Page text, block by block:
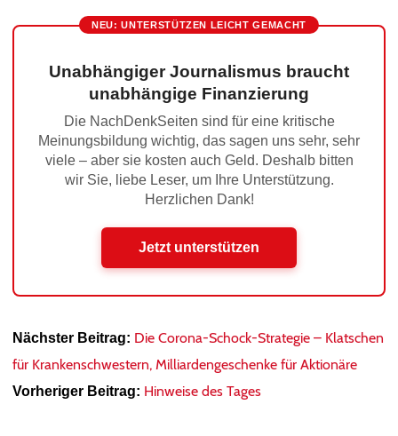
NEU: UNTERSTÜTZEN LEICHT GEMACHT
Unabhängiger Journalismus braucht
unabhängige Finanzierung
Die NachDenkSeiten sind für eine kritische
Meinungsbildung wichtig, das sagen uns sehr, sehr
viele – aber sie kosten auch Geld. Deshalb bitten
wir Sie, liebe Leser, um Ihre Unterstützung.
Herzlichen Dank!
Jetzt unterstützen
Nächster Beitrag: Die Corona-Schock-Strategie – Klatschen
für Krankenschwestern, Milliardengeschenke für Aktionäre
Vorheriger Beitrag: Hinweise des Tages